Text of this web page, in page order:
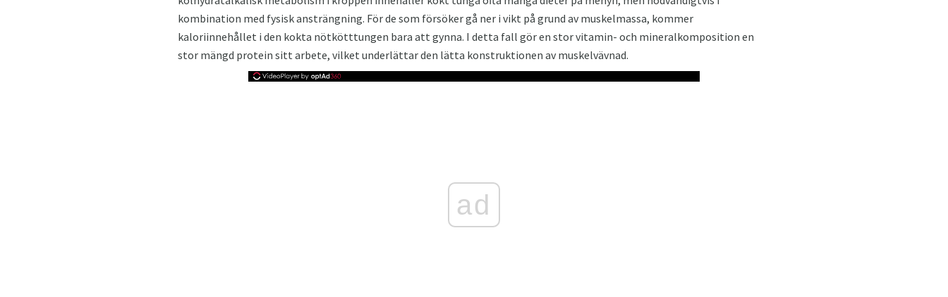
kombination med fysisk ansträngning. För de som försöker gå ner i vikt på grund av muskelmassa, kommer
kaloriinnehållet i den kokta nötkötttungen bara att gynna. I detta fall gör en stor vitamin- och mineralkomposition en
stor mängd protein sitt arbete, vilket underlättar den lätta konstruktionen av muskelvävnad.
ad